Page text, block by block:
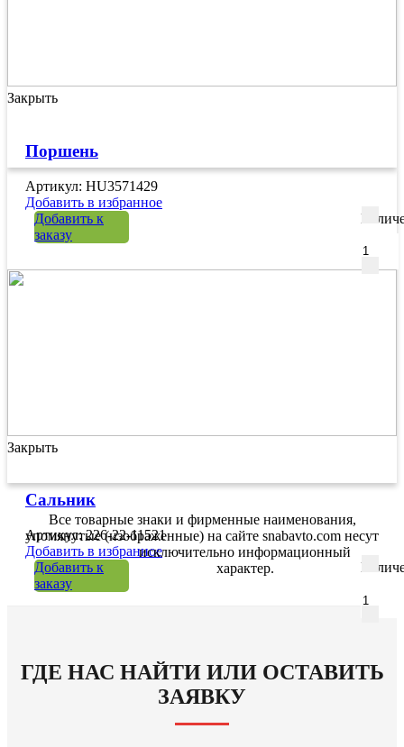
Закрыть
Поршень
Артикул: HU3571429
Добавить в избранное
Добавить к
заказу
Закрыть
Сальник
Артикул: 226-22-11521
Добавить в избранное
Добавить к
заказу
Все товарные знаки и фирменные наименования,
упомянутые (изображенные) на сайте snabavto.com несут
исключительно информационный
характер.
ГДЕ НАС НАЙТИ ИЛИ ОСТАВИТЬ
ЗАЯВКУ